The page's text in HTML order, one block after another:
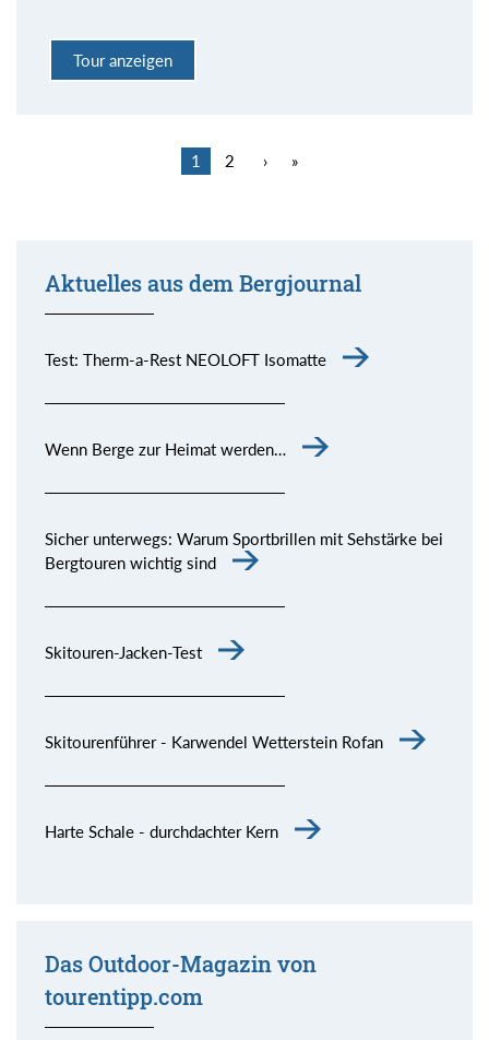
Tour anzeigen
1 2 › »
Aktuelles aus dem Bergjournal
Test: Therm-a-Rest NEOLOFT Isomatte
Wenn Berge zur Heimat werden…
Sicher unterwegs: Warum Sportbrillen mit Sehstärke bei
Bergtouren wichtig sind
Skitouren-Jacken-Test
Skitourenführer - Karwendel Wetterstein Rofan
Harte Schale - durchdachter Kern
Das Outdoor-Magazin von
tourentipp.com